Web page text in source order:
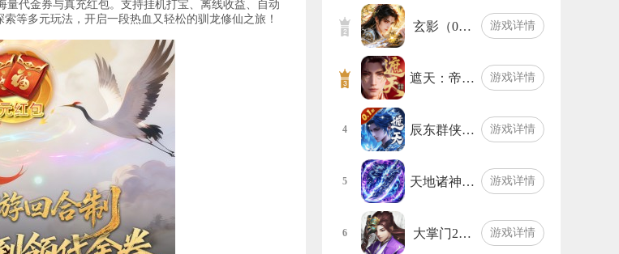
量代金券与真充红包。支持挂机打宝、离线收益、自动
等多元玩法，开启一段热血又轻松的驯龙修仙之旅！
玄影（0… 游戏详情
遮天：帝… 游戏详情
4 辰东群侠… 游戏详情
5 天地诸神… 游戏详情
6 大掌门2… 游戏详情